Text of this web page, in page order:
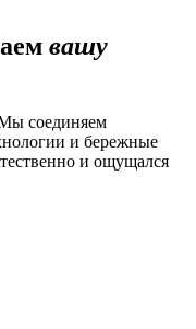
вашу
соединяем
и бережные
и ощущался